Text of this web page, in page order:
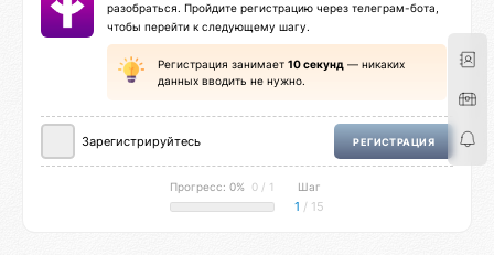
разобраться. Пройдите регистрацию через телеграм-бота,
чтобы перейти к следующему шагу.
Регистрация занимает 10 секунд — никаких
данных вводить не нужно.
Зарегистрируйтесь РЕГИСТРАЦИЯ
Прогресс: 0% 0 / 1 Шаг
1 / 15